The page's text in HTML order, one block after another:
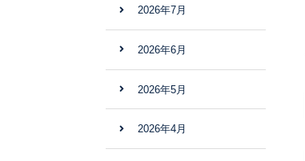
2026年7月
2026年6月
2026年5月
2026年4月